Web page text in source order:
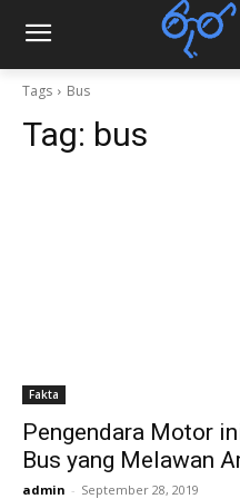
Tags Bus
Tag: bus
Fakta
Pengendara Motor
Bus yang Melawan
admin - September 28, 2019